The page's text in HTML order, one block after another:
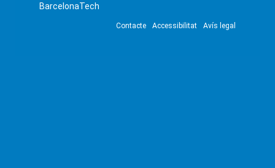
BarcelonaTech
Contacte Accessibilitat Avís legal